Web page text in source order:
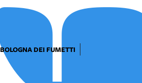
BOLOGNA DEI FUMETTI